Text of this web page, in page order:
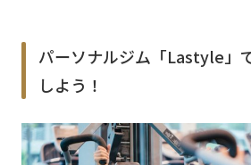
パーソナルジム「Lastyle」
しよう！